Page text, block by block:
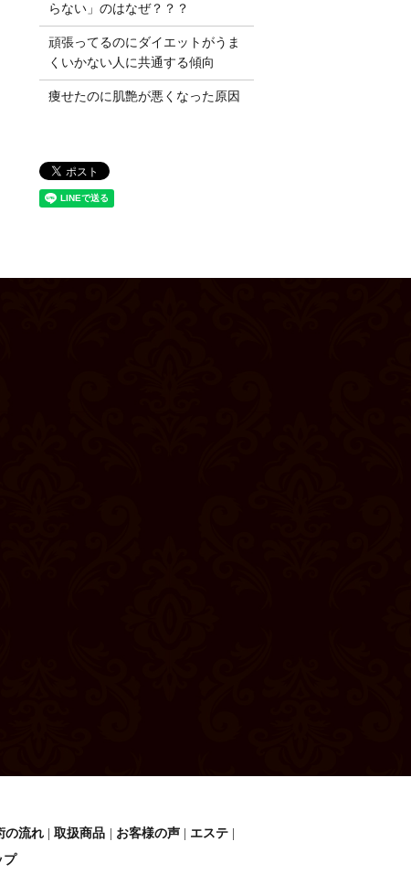
らない」のはなぜ？？？
頑張ってるのにダイエットがうま
くいかない人に共通する傾向
痩せたのに肌艶が悪くなった原因
の流れ 取扱商品 お客様の声
エステ
プ